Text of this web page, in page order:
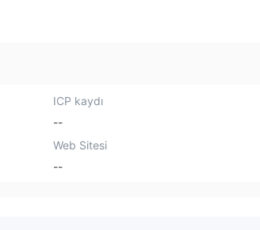
ICP kaydı
--
Web Sitesi
--